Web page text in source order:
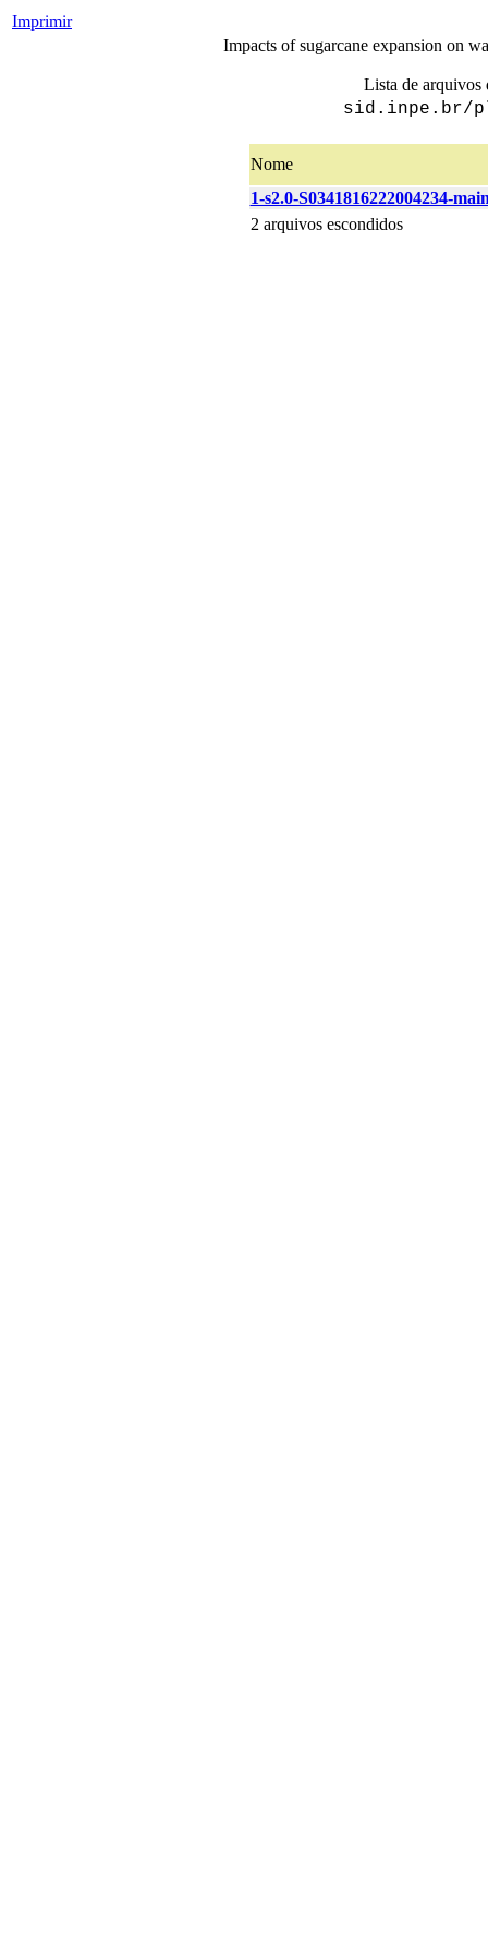
Imprimir
Impacts of sugarcane expansion on
Lista de arquivos
sid.inpe.br/
Nome
1-s2.0-S0341816222004234-
2 arquivos escondidos